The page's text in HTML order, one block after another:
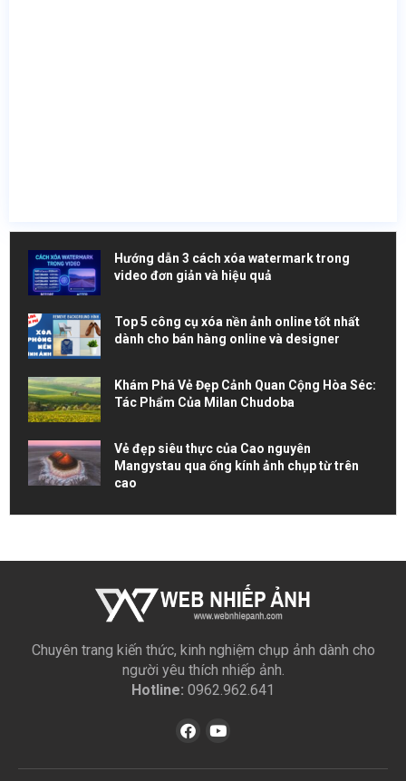
Hướng dẫn 3 cách xóa watermark trong
video đơn giản và hiệu quả
Top 5 công cụ xóa nền ảnh online tốt nhất
dành cho bán hàng online và designer
Khám Phá Vẻ Đẹp Cảnh Quan Cộng Hòa Séc:
Tác Phẩm Của Milan Chudoba
Vẻ đẹp siêu thực của Cao nguyên
Mangystau qua ống kính ảnh chụp từ trên
cao
Chuyên trang kiến thức, kinh nghiệm chụp ảnh dành cho
người yêu thích nhiếp ảnh.
Hotline: 0962.962.641